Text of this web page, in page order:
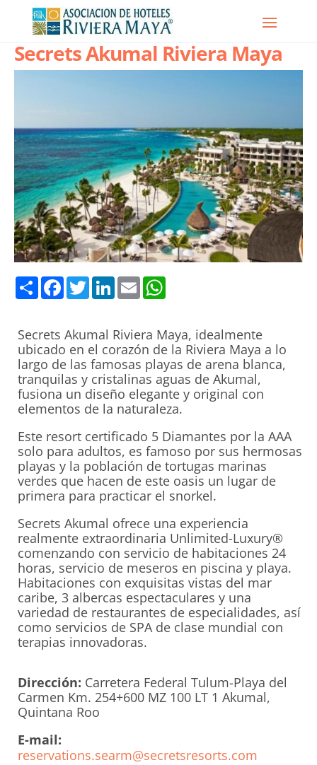
Secrets Akumal Riviera Maya
ShareFacebookTwitterLinkedIn
EmailWhatsApp
Secrets Akumal Riviera Maya, idealmente
ubicado en el corazón de la Riviera Maya a lo
largo de las famosas playas de arena blanca,
tranquilas y cristalinas aguas de Akumal,
fusiona un diseño elegante y original con
elementos de la naturaleza.
Este resort certificado 5 Diamantes por la AAA
solo para adultos, es famoso por sus hermosas
playas y la población de tortugas marinas
verdes que hacen de este oasis un lugar de
primera para practicar el snorkel.
Secrets Akumal ofrece una experiencia
realmente extraordinaria Unlimited-Luxury®
comenzando con servicio de habitaciones 24
horas, servicio de meseros en piscina y playa.
Habitaciones con exquisitas vistas del mar
caribe, 3 albercas espectaculares y una
variedad de restaurantes de especialidades, así
como servicios de SPA de clase mundial con
terapias innovadoras.
Dirección: Carretera Federal Tulum-Playa del
Carmen Km. 254+600 MZ 100 LT 1 Akumal,
Quintana Roo
E-mail:
reservations.searm@secretsresorts.com